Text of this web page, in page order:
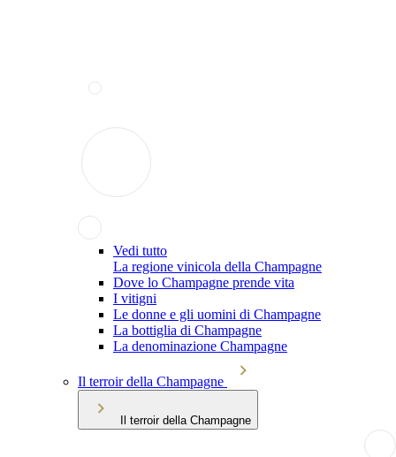
Vedi tutto
La regione vinicola della Champagne
Dove lo Champagne prende vita
I vitigni
Le donne e gli uomini di Champagne
La bottiglia di Champagne
La denominazione Champagne
Il terroir della Champagne
Il terroir della Champagne